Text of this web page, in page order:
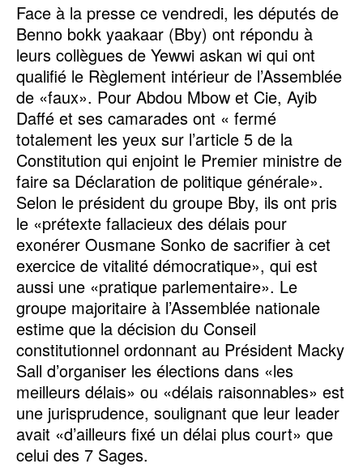
Face à la presse ce vendredi, les députés de
Benno bokk yaakaar (Bby) ont répondu à
leurs collègues de Yewwi askan wi qui ont
qualifié le Règlement intérieur de l’Assemblée
de «faux». Pour Abdou Mbow et Cie, Ayib
Daffé et ses camarades ont « fermé
totalement les yeux sur l’article 5 de la
Constitution qui enjoint le Premier ministre de
faire sa Déclaration de politique générale».
Selon le président du groupe Bby, ils ont pris
le «prétexte fallacieux des délais pour
exonérer Ousmane Sonko de sacrifier à cet
exercice de vitalité démocratique», qui est
aussi une «pratique parlementaire». Le
groupe majoritaire à l’Assemblée nationale
estime que la décision du Conseil
constitutionnel ordonnant au Président Macky
Sall d’organiser les élections dans «les
meilleurs délais» ou «délais raisonnables» est
une jurisprudence, soulignant que leur leader
avait «d’ailleurs fixé un délai plus court» que
celui des 7 Sages.